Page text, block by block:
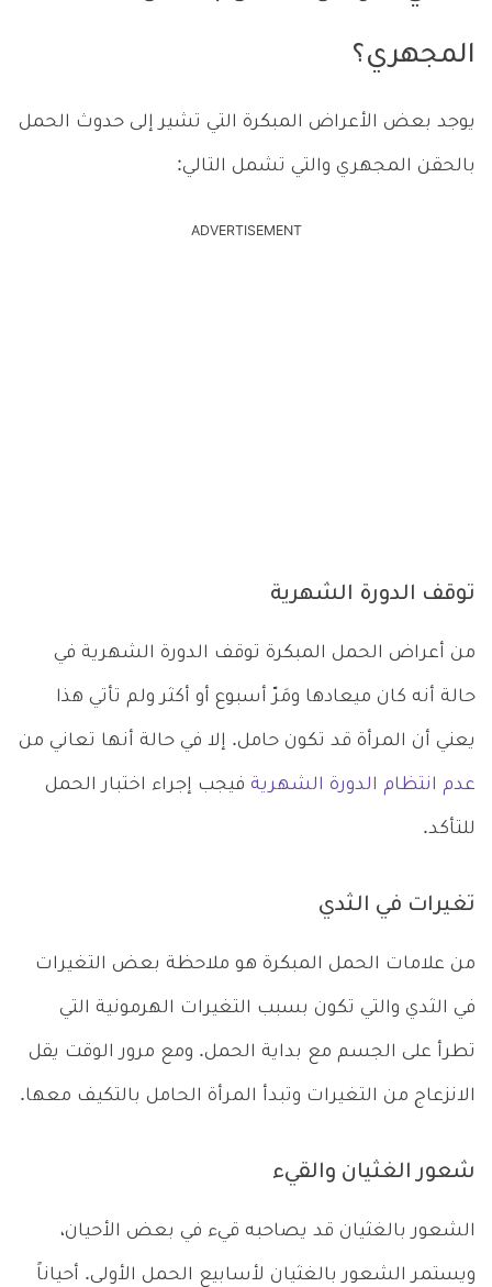
المجهري؟
يوجد بعض الأعراض المبكرة التي تشير إلى حدوث الحمل
بالحقن المجهري والتي تشمل التالي:
ADVERTISEMENT
توقف الدورة الشهرية
من أعراض الحمل المبكرة توقف الدورة الشهرية في
حالة أنه كان ميعادها ومَرّ أسبوع أو أكثر ولم تأتي هذا
يعني أن المرأة قد تكون حامل. إلا في حالة أنها تعاني من
عدم انتظام الدورة الشهرية فيجب إجراء اختبار الحمل
للتأكد.
تغيرات في الثدي
من علامات الحمل المبكرة هو ملاحظة بعض التغيرات
في الثدي والتي تكون بسبب التغيرات الهرمونية التي
تطرأ على الجسم مع بداية الحمل. ومع مرور الوقت يقل
الانزعاج من التغيرات وتبدأ المرأة الحامل بالتكيف معها.
شعور الغثيان والقيء
الشعور بالغثيان قد يصاحبه قيء في بعض الأحيان،
ويستمر الشعور بالغثيان لأسابيع الحمل الأولى. أحياناً